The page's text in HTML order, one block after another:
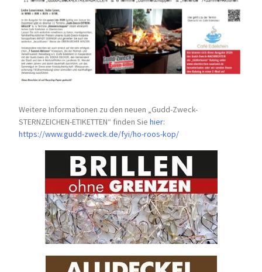
Weitere Informationen zu den neuen „Gudd-Zweck-
STERNZEICHEN-ETIKETTEN“ finden Siehier:
https://www.gudd-zweck.de/fyi/ho-roos-kop/